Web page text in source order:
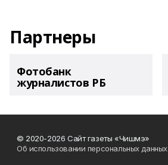
Партнеры
Фотобанк
журналистов РБ
© 2020-2026 Сайт газеты «Чишмэ»
Об использовании персональных данных